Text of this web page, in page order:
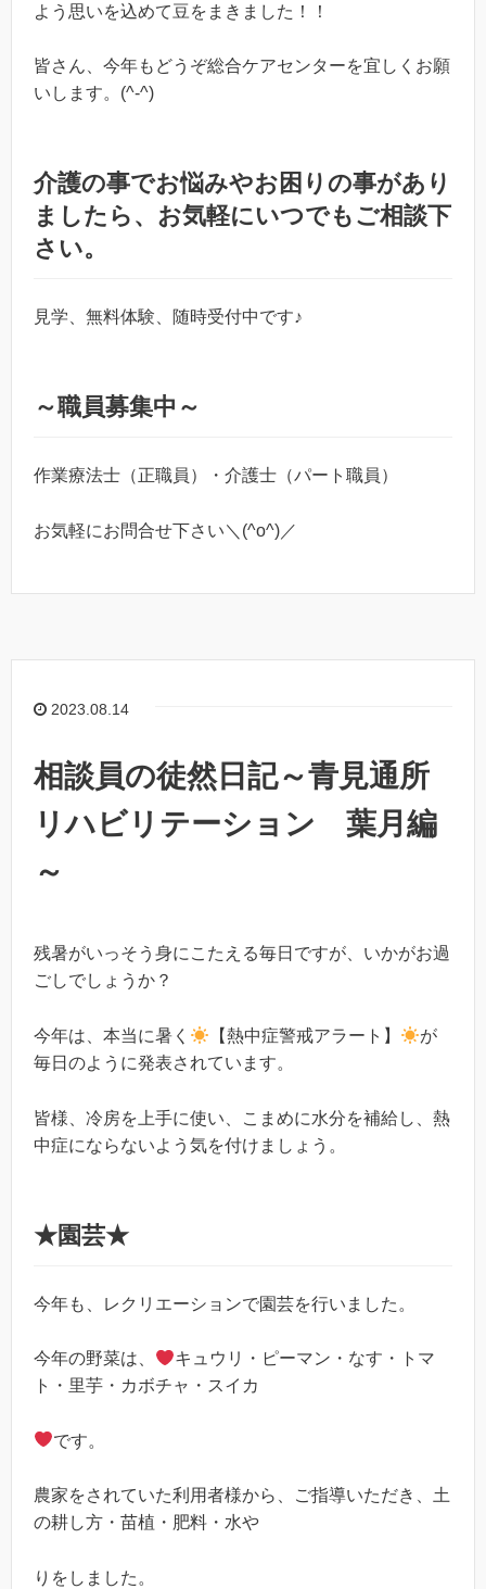
よう思いを込めて豆をまきました！！
皆さん、今年もどうぞ総合ケアセンターを宜しくお願
いします。(^-^)
介護の事でお悩みやお困りの事があり
ましたら、お気軽にいつでもご相談下
さい。
見学、無料体験、随時受付中です♪
～職員募集中～
作業療法士（正職員）・介護士（パート職員）
お気軽にお問合せ下さい＼(^o^)／
2023.08.14
相談員の徒然日記～青見通所
リハビリテーション 葉月編
～
残暑がいっそう身にこたえる毎日ですが、いかがお過
ごしでしょうか？
今年は、本当に暑く 【熱中症警戒アラート】
が
毎日のように発表されています。
皆様、冷房を上手に使い、こまめに水分を補給し、熱
中症にならないよう気を付けましょう。
★園芸★
今年も、レクリエーションで園芸を行いました。
今年の野菜は、
キュウリ・ピーマン・なす・トマ
ト・里芋・カボチャ・スイカ
です。
農家をされていた利用者様から、ご指導いただき、土
の耕し方・苗植・肥料・水や
りをしました。